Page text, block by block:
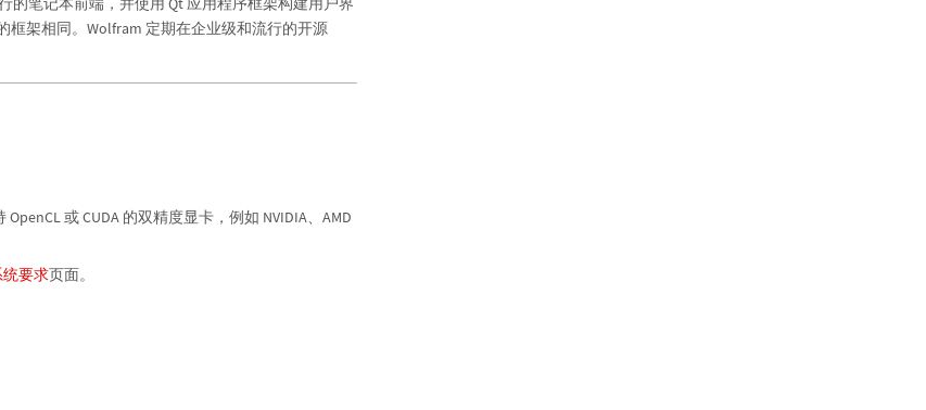
框架相同。Wolfram 定期在企业级和流行的开源
或 CUDA 的双精度显卡，例如 NVIDIA、AMD
要求页面。